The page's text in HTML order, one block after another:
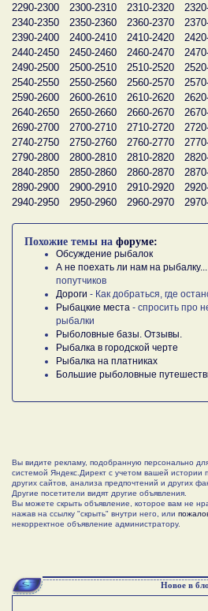
2290-2300
2300-2310 2310-2320
2340-2350
2350-2360 2360-2370
2390-2400
2400-2410 2410-2420
2440-2450
2450-2460 2460-2470
2490-2500
2500-2510 2510-2520
2540-2550
2550-2560 2560-2570
2590-2600
2600-2610 2610-2620
2640-2650
2650-2660 2660-2670
2690-2700
2700-2710 2710-2720
2740-2750
2750-2760 2760-2770
2790-2800
2800-2810 2810-2820
2840-2850
2850-2860 2860-2870
2890-2900
2900-2910 2910-2920
2940-2950
2950-2960 2960-2970
Похожие темы на форуме:
Обсуждение рыбалок
А не поехать ли нам на рыбалку...
попутчиков
Дороги - Как добраться, где
Рыбацкие места - спросить про
рыбалки
Рыболовные базы. Отзывы.
Рыбалка в городской черте
Рыбалка на платниках
Большие рыболовные
Вы видите рекламу, подобранную персонально
системой Яндекс.Директ с учетом вашей истории
других сайтов, анализа предпочтений и других
Другие посетители видят другие объявления.
Вы можете скрыть объявление, которое вам не
нажав на ссылку "скрыть" внутри него, или
некорректное объявление администратору.
Новое в